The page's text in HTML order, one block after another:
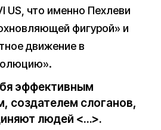
US, что именно Пехлеви
фигурой» и
движение в
эффективным
создателем слоганов,
людей <…>.